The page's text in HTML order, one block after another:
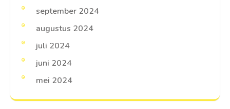
september 2024
augustus 2024
juli 2024
juni 2024
mei 2024